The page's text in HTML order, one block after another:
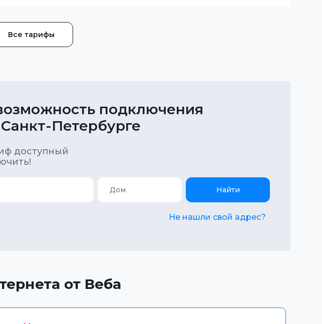
Все тарифы
подключения
Петербурге
доступный
Найти
Не нашли свой адрес?
от Веба